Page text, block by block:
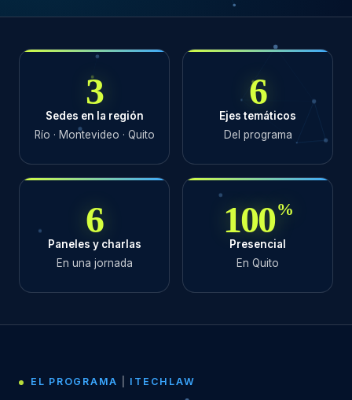
3
Sedes en la región
Río · Montevideo · Quito
6
Ejes temáticos
Del programa
6
Paneles y charlas
En una jornada
100%
Presencial
En Quito
EL PROGRAMA ITECHLAW